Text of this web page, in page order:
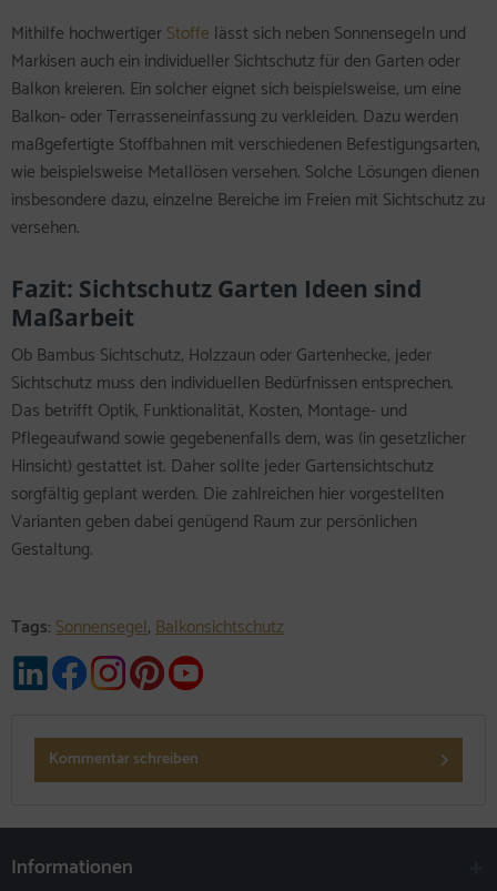
Mithilfe hochwertigerStoffe lässt sich neben Sonnensegeln und
Markisen auch ein individueller Sichtschutz für den Garten oder
Balkon kreieren. Ein solcher eignet sich beispielsweise, um eine
Balkon- oder Terrasseneinfassung zu verkleiden. Dazu werden
maßgefertigte Stoffbahnen mit verschiedenen Befestigungsarten,
wie beispielsweise Metallösen versehen. Solche Lösungen dienen
insbesondere dazu, einzelne Bereiche im Freien mit Sichtschutz zu
versehen.
Fazit: Sichtschutz Garten Ideen sind
Maßarbeit
Ob Bambus Sichtschutz, Holzzaun oder Gartenhecke, jeder
Sichtschutz muss den individuellen Bedürfnissen entsprechen.
Das betrifft Optik, Funktionalität, Kosten, Montage- und
Pflegeaufwand sowie gegebenenfalls dem, was (in gesetzlicher
Hinsicht) gestattet ist. Daher sollte jeder Gartensichtschutz
sorgfältig geplant werden. Die zahlreichen hier vorgestellten
Varianten geben dabei genügend Raum zur persönlichen
Gestaltung.
Tags:Sonnensegel,Balkonsichtschutz
Kommentar schreiben
Informationen